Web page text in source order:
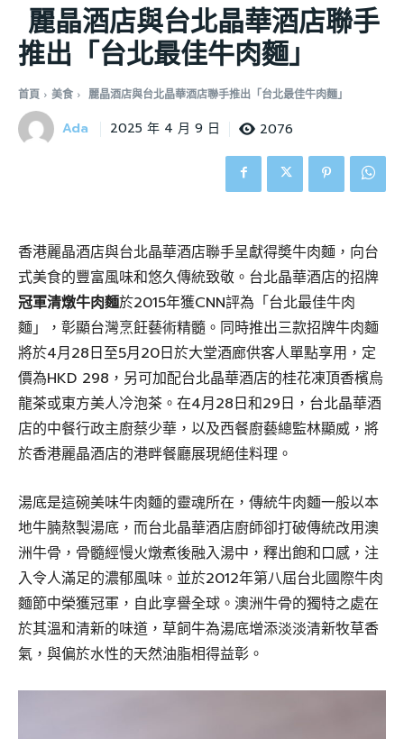
麗晶酒店與台北晶華酒店聯手
推出「台北最佳牛肉麵」
首頁 美食 麗晶酒店與台北晶華酒店聯手推出「台北最佳牛肉麵」
Ada 2025 年 4 月 9 日 2076
香港麗晶酒店與台北晶華酒店聯手呈獻得奬牛肉麵，向台
式美食的豐富風味和悠久傳統致敬。台北晶華酒店的招牌
冠軍清燉牛肉麵於2015年獲CNN評為「台北最佳牛肉
麵」，彰顯台灣烹飪藝術精髓。同時推出三款招牌牛肉麵
將於4月28日至5月20日於大堂酒廊供客人單點享用，定
價為HKD 298，另可加配台北晶華酒店的桂花凍頂香檳烏
龍茶或東方美人冷泡茶。在4月28日和29日，台北晶華酒
店的中餐行政主廚蔡少華，以及西餐廚藝總監林顯威，將
於香港麗晶酒店的港畔餐廳展現絕佳料理。
湯底是這碗美味牛肉麵的靈魂所在，傳統牛肉麵一般以本
地牛腩熬製湯底，而台北晶華酒店廚師卻打破傳統改用澳
洲牛骨，骨髓經慢火燉煮後融入湯中，釋出飽和口感，注
入令人滿足的濃郁風味。並於2012年第八屆台北國際牛肉
麵節中榮獲冠軍，自此享譽全球。澳洲牛骨的獨特之處在
於其溫和清新的味道，草飼牛為湯底增添淡淡清新牧草香
氣，與偏於水性的天然油脂相得益彰。